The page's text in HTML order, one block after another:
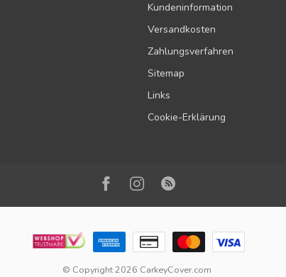
Kundeninformation
Versandkosten
Zahlungsverfahren
Sitemap
Links
Cookie-Erklärung
© Copyright 2026 CarkeyCover.com